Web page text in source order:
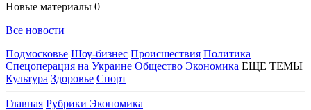
Новые материалы 0
Все новости
Подмосковье Шоу-бизнес Происшествия Политика
Спецоперация на Украине Общество Экономика ЕЩЕ ТЕМЫ
Культура Здоровье Спорт
Главная Рубрики Экономика